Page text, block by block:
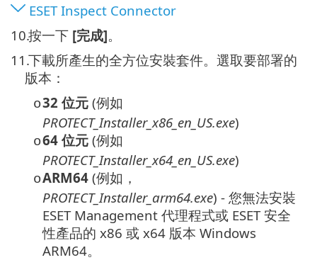
ESET Inspect Connector
10.按一下 [完成]。
11.下載所產生的全方位安裝套件。選取要部署的
版本：
o32 位元 (例如
PROTECT_Installer_x86_en_US.exe)
o64 位元 (例如
PROTECT_Installer_x64_en_US.exe)
oARM64 (例如，
PROTECT_Installer_arm64.exe) - 您無法安裝
ESET Management 代理程式或 ESET 安全
性產品的 x86 或 x64 版本 Windows
ARM64。